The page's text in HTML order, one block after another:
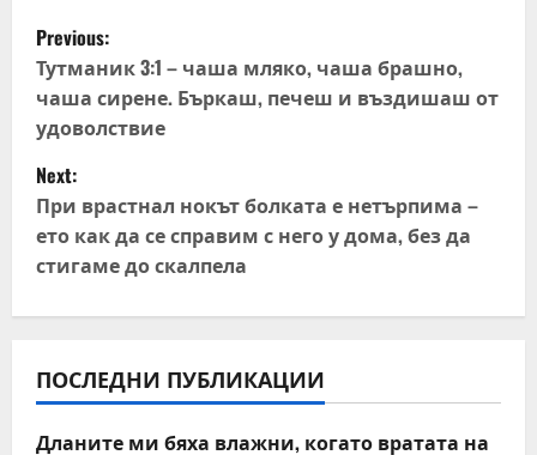
P
o
s
t
n
a
v
i
g
Previous:
Тутманик 3:1 – чаша мляко, чаша брашно,
чаша сирене. Бъркаш, печеш и въздишаш от
удоволствие
Next:
При врастнал нокът болката е нетърпима –
ето как да се справим с него у дома, без да
стигаме до скалпела
ПОСЛЕДНИ ПУБЛИКАЦИИ
Дланите ми бяха влажни, когато вратата на